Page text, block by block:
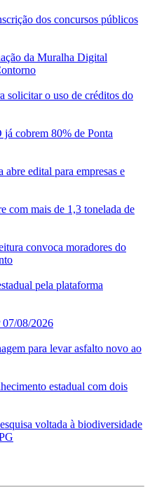
dos concursos públicos
da Muralha Digital
solicitar o uso de créditos do
cobrem 80% de Ponta
abre edital para empresas e
com mais de 1,3 tonelada de
convoca moradores do
pela plataforma
08/2026
para levar asfalto novo ao
estadual com dois
voltada à biodiversidade